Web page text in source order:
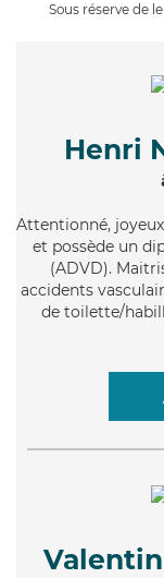
Sous réserve de
Henri
Attentionné,
et possède un
(ADVD).
accidents
de toilette/